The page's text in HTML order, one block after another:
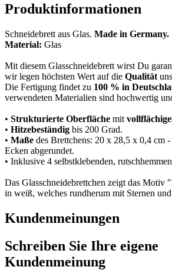
Produktinformationen
Schneidebrett aus Glas. Made in Germany.
Material: Glas
Mit diesem Glasschneidebrett wirst Du
wir legen höchsten Wert auf die Qualität
Die Fertigung findet zu 100 % in
verwendeten Materialien sind hochwertig
• Strukturierte Oberfläche mit
• Hitzebeständig bis 200 Grad.
• Maße des Brettchens: 20 x 28,5 x 0,4 cm
Ecken abgerundet.
• Inklusive 4 selbstklebenden,
Das Glasschneidebrettchen zeigt das Motiv
in weiß, welches rundherum mit Sternen
Kundenmeinungen
Schreiben Sie Ihre eigene
Kundenmeinung